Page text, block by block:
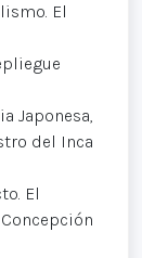
El
Japonesa,
del Inca
El